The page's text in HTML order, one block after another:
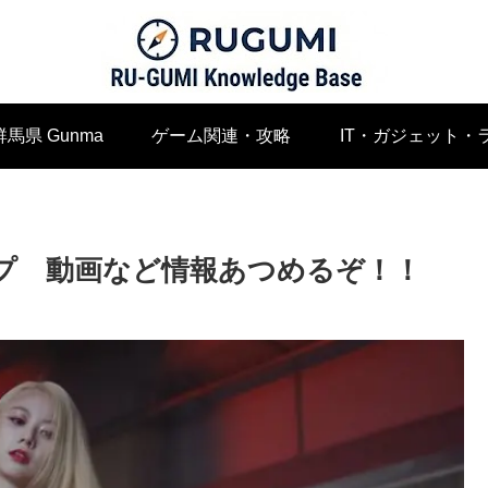
馬県 Gunma ゲーム関連・攻略 IT・ガジェット・
動画など情報あつめるぞ！！